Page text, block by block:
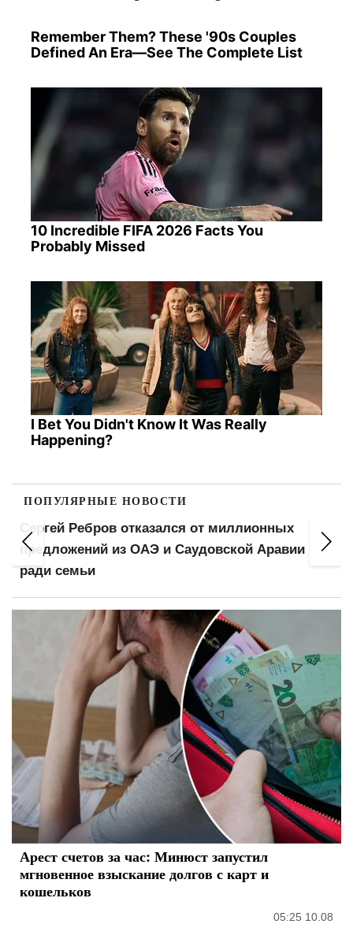
Remember Them? These '90s Couples
Defined An Era—See The Complete List
10 Incredible FIFA 2026 Facts You
Probably Missed
I Bet You Didn't Know It Was Really
Happening?
ПОПУЛЯРНЫЕ НОВОСТИ
Сергей Ребров отказался от миллионных
предложений из ОАЭ и Саудовской Аравии
ради семьи
Арест счетов за час: Минюст запустил
мгновенное взыскание долгов с карт и
кошельков
05:25 10.08